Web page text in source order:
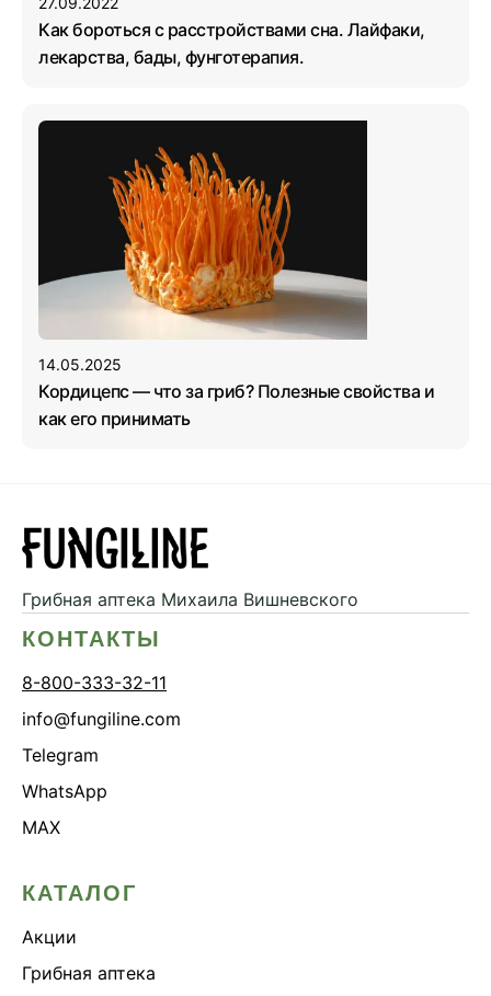
Как бороться с расстройствами сна. Лайфаки,
лекарства, бады, фунготерапия.
14.05.2025
Кордицепс — что за гриб? Полезные свойства и
как его принимать
Грибная аптека Михаила Вишневского
КОНТАКТЫ
8-800-333-32-11
info@fungiline.com
Telegram
WhatsApp
MAX
КАТАЛОГ
Акции
Грибная аптека